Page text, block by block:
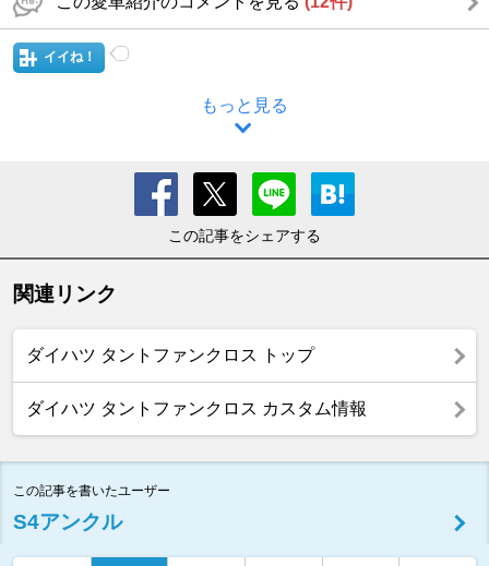
イイね！
もっと見る
この記事をシェアする
関連リンク
ダイハツ タントファンクロス トップ
ダイハツ タントファンクロス カスタム情報
この記事を書いたユーザー
S4アンクル